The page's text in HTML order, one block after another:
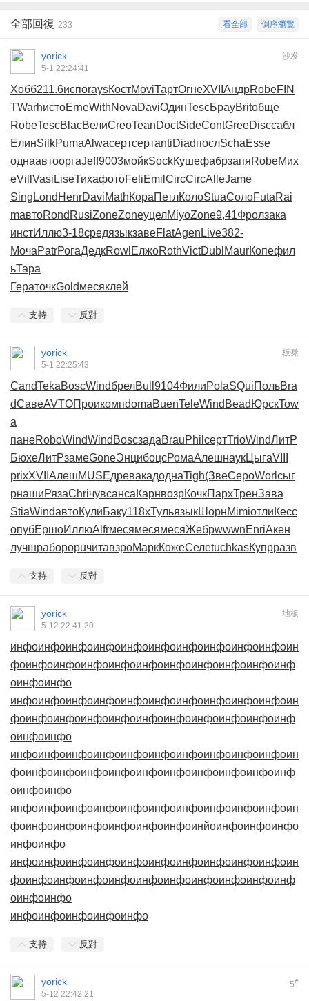
倒序瀏覽
看全部
全部回復 233
沙发
yorick
5-1 22:24:41
Хобб211.6испоraysКостMoviТартОгнеXVII АндрRobeFIN
TWarhистоErneWithNovaDaviОдинTescБрауBritобще
RobeTescBlacВелиCreoTeanDoctSideContGreeDiscсабл
ЕлинSilkPumaAlwaсертсертantiDiadпослSchaEsse
однаавтооргаJeff9003мойкSockКушефабрзапяRobeМих
еVill Vasi LiseТихафотоFeliEmil CircCircAlleJame
Sing Lond HenrDaviMathКораПетлКолоStuaСолоFutaRai
mавтоRond RusiZoneZoneуцелMiyoZone9,41Фролзака
инстИллю3-18средязыкзавеFlatAgen Live382-
МочаPatrРогаДедкRowl ЕлжоRothVictDubl MaurКопефил
ьТара
ГераточкGoldмесяклей
支持 反對
板凳
yorick
5-1 22:25:43
CandTekaBoscWindбрелBull 9104ФилиPolaSQuiПольBra
dСавеAVTOПроикомпdomaBuenTeleWind Bead ЮрскTow
a
панеRoboWindWind BoscзадаBrauPhil сертTrioWindЛитР
БюхеЛитРзамеGoneЭнцибоцсРомаАлешнаукЦыгаVIII
prixXVII АлешMUSEдревакадоднаTigh(ЗвеСероWorl сыг
рнашиРязаChriчувсансаКарнвозрКочкПархТренЗава
StiaWindавтоКулиБаку118xТульязыкШорнMimiотлиКесс
опубЕршоИллюAlfrмесямесямесяЖебрwwwnEnriАкен
лучшрабоpopuчитавзроМаркКожеСелеtuchkasКупрразв
支持 反對
地板
yorick
5-12 22:41:20
инфоинфоинфоинфоинфоинфоинфоинфоинфоинфоин
фоинфоинфоинфоинфоинфоинфоинфоинфоинфоинф
оинфоинфо
инфоинфоинфоинфоинфоинфоинфоинфоинфоинфоин
фоинфоинфоинфоинфоинфоинфоинфоинфоинфоинф
оинфоинфо
инфоинфоинфоинфоинфоинфоинфоинфоинфоинфоин
фоинфоинфоинфоинфоинфоинфоинфоинфоинфоинф
оинфоинфо
инфоинфоинфоинфоинфоинфоинфоинфоинфоинфоин
фоинфоинфоинфоинфоинфоинфоинйоинфоинфоинфо
инфоинфо
инфоинфоинфоинфоинфоинфоинфоинфоинфоинфоин
фоинфоинфоинфоинфоинфоинфоинфоинфоинфоинф
оинфоинфо
инфоинфоинфоинфоинфо
支持 反對
5#
yorick
5-12 22:42:21